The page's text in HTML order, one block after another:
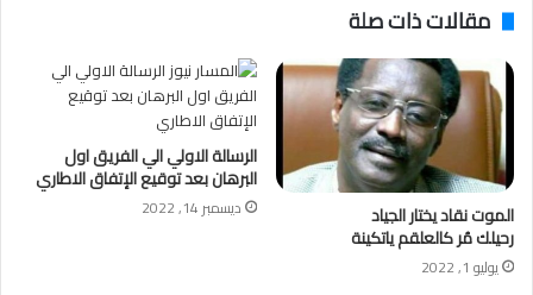
مقالات ذات صلة
الموت نقاد يختار الجياد
رحيلك مُر كالعلقم ياتكينة
يوليو 1, 2022
الرسالة الاولي الي الفريق اول
البرهان بعد توقيع الإتفاق الاطاري
ديسمبر 14, 2022